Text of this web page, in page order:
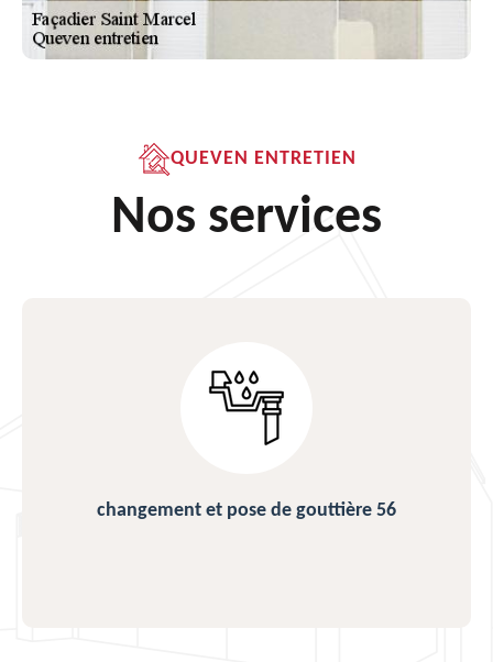
QUEVEN ENTRETIEN
Nos services
changement et pose de gouttière 56